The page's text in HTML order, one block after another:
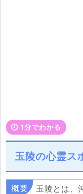
🕘️ 1分でわかる
玉陵の心霊ス
玉陵とは、